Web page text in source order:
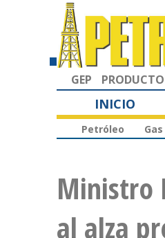
GEP PRODUCTO
INICIO
Petróleo
Ministro
al alza